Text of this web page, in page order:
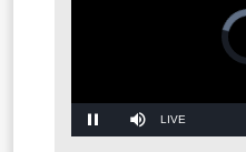
is
Pause Mute Stream
LIVE